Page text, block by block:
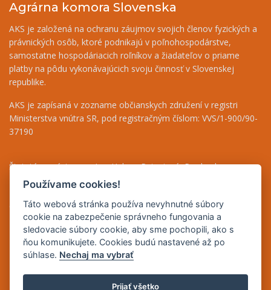
Agrárna komora Slovenska
AKS je založená na ochranu záujmov svojich členov fyzických a
právnických osôb, ktoré podnikajú v poľnohospodárstve,
samostatne hospodáriacich roľníkov a žiadateľov o priame
platby na pôdu vykonávajúcich svoju činnosť v Slovenskej
republike.
AKS je zapísaná v zozname občianskych združení v registri
Ministerstva vnútra SR, pod registračným číslom: VVS/1-900/90-
37190
Štatutárny zástupca - Ing. Helena Patasiová, Predseda
Riaditeľka - Ing. Bernáthová Nikoleta, tel.: +421 948 036 719
Odborné poradenstvo - Mgr. Beáta Puha, tel.: +421 948 838 493
IČO: 42165083
DIČ: 2023235731
IČ DPH: SK2023235731
Používame cookies!
Táto webová stránka používa nevyhnutné súbory
cookie na zabezpečenie správneho fungovania a
sledovacie súbory cookie, aby sme pochopili, ako s
ňou komunikujete. Cookies budú nastavené až po
súhlase. Nechaj ma vybrať
Prijať všetko